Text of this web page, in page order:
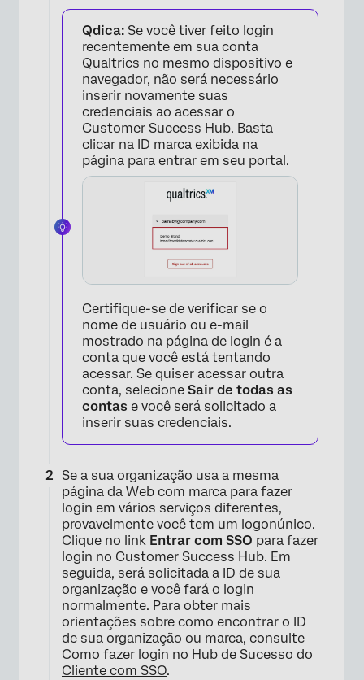
×
Qdica: Se você tiver feito login
recentemente em sua conta
Qualtrics no mesmo dispositivo e
navegador, não será necessário
inserir novamente suas
credenciais ao acessar o
Customer Success Hub. Basta
clicar na ID marca exibida na
página para entrar em seu portal.
Certifique-se de verificar se o
nome de usuário ou e-mail
mostrado na página de login é a
conta que você está tentando
acessar. Se quiser acessar outra
conta, selecione Sair de todas as
contas e você será solicitado a
inserir suas credenciais.
Se a sua organização usa a mesma
página da Web com marca para fazer
login em vários serviços diferentes,
provavelmente você tem um logonúnico.
Clique no link Entrar com SSO para fazer
login no Customer Success Hub. Em
seguida, será solicitada a ID de sua
organização e você fará o login
normalmente. Para obter mais
orientações sobre como encontrar o ID
de sua organização ou marca, consulte
Como fazer login no Hub de Sucesso do
Cliente com SSO.